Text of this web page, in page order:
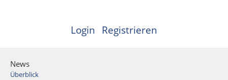
Login Registrieren
News
Überblick